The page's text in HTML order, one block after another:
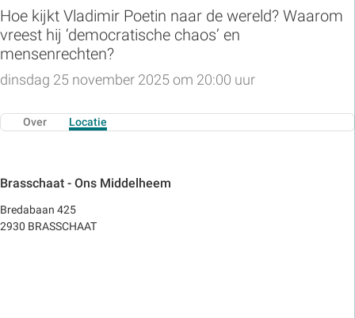
Hoe kijkt Vladimir Poetin naar de wereld? Waarom
vreest hij ‘democratische chaos’ en
mensenrechten?
dinsdag 25 november 2025 om 20:00 uur
Over Locatie
Brasschaat - Ons Middelheem
Bredabaan 425
2930 BRASSCHAAT